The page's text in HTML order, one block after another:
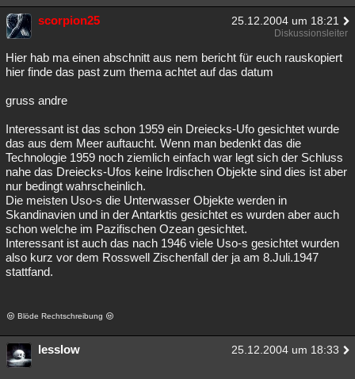
scorpion25 25.12.2004 um 18:21
Diskussionsleiter
Hier hab ma einen abschnitt aus nem bericht für euch rauskopiert
hier finde das past zum thema achtet auf das datum
gruss andre
Interessant ist das schon 1959 ein Dreiecks-Ufo gesichtet wurde
das aus dem Meer auftaucht. Wenn man bedenkt das die
Technologie 1959 noch ziemlich einfach war legt sich der Schluss
nahe das Dreiecks-Ufos keine Irdischen Objekte sind dies ist aber
nur bedingt wahrscheinlich.
Die meisten Uso-s die Unterwasser Objekte werden in
Skandinavien und in der Antarktis gesichtet es wurden aber auch
schon welche im Pazifischen Ozean gesichtet.
Interessant ist auch das nach 1946 viele Uso-s gesichtet wurden
also kurz vor dem Rosswell Zischenfall der ja am 8.Juli.1947
stattfand.
Blöde Rechtschreibung
lesslow 25.12.2004 um 18:33